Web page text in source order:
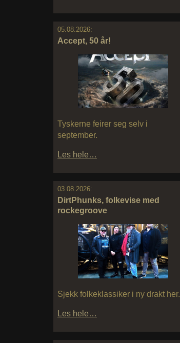
05.08.2026:
Accept, 50 år!
Tyskerne feirer seg selv i
september.
Les hele…
03.08.2026:
DirtPhunks, folkevise med
rockegroove
Sjekk folkeklassiker i ny drakt her.
Les hele…